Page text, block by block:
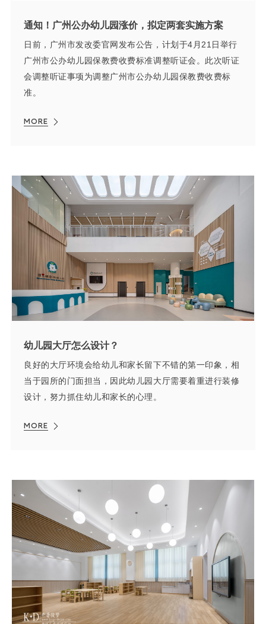
通知！广州公办幼儿园涨价，拟定两套实施方案
日前，广州市发改委官网发布公告，计划于4月21日举行
广州市公办幼儿园保教费收费标准调整听证会。此次听证
会调整听证事项为调整广州市公办幼儿园保教费收费标
准。
MORE
幼儿园大厅怎么设计？
良好的大厅环境会给幼儿和家长留下不错的第一印象，相
当于园所的门面担当，因此幼儿园大厅需要着重进行装修
设计，努力抓住幼儿和家长的心理。
MORE